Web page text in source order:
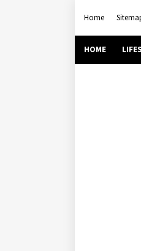
Home
HOME